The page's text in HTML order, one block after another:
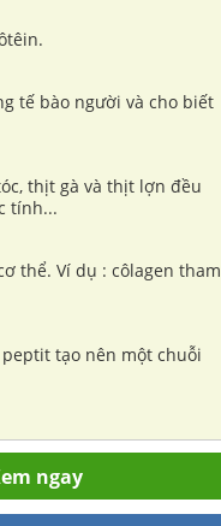
tế bào người và cho biết
thịt gà và thịt lợn đều
tính...
thể. Ví dụ : côlagen tham
tạo nên một chuỗi
ngay